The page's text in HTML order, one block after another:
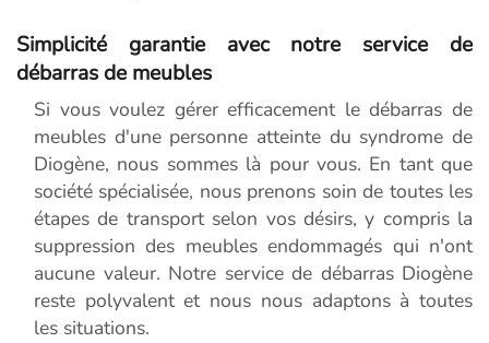
Simplicité garantie avec notre service de
débarras de meubles
Si vous voulez gérer efficacement le débarras de
meubles d'une personne atteinte du syndrome de
Diogène, nous sommes là pour vous. En tant que
société spécialisée, nous prenons soin de toutes les
étapes de transport selon vos désirs, y compris la
suppression des meubles endommagés qui n'ont
aucune valeur. Notre service de débarras Diogène
reste polyvalent et nous nous adaptons à toutes
les situations.